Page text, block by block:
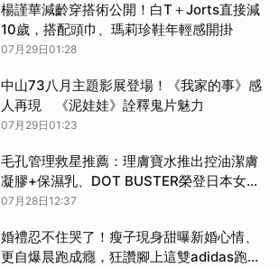
楊謹華減齡穿搭術公開！白T＋Jorts直接減
10歲，搭配頭巾、瑪莉珍鞋年輕感開掛
07月29日01:28
中山73八月主題影展登場！《我家的事》感
人再現 《泥娃娃》詮釋鬼片魅力
07月29日01:23
毛孔管理救星推薦：理膚寶水推出控油潔膚
凝膠+保濕乳、DOT BUSTER榮登日本女孩
最愛、肌研泥膜洗面乳直接敷T字
07月28日12:37
婚禮忍不住哭了！瘦子現身甜曝新婚心情、
更自爆晨跑成癮，狂讚腳上這雙adidas跑鞋